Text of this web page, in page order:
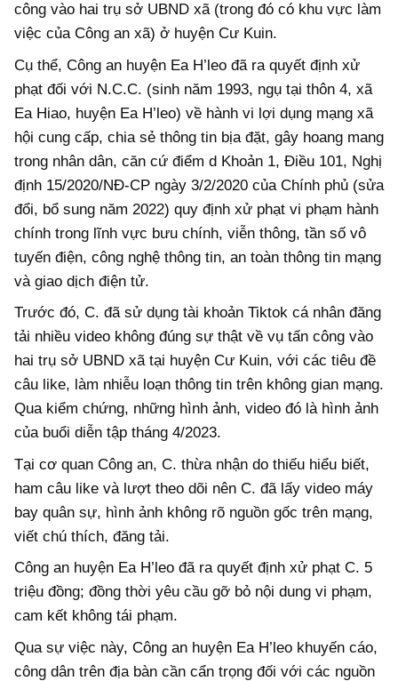
công vào hai trụ sở UBND xã (trong đó có khu vực làm
việc của Công an xã) ở huyện Cư Kuin.
Cụ thể, Công an huyện Ea H’leo đã ra quyết định xử
phạt đối với N.C.C. (sinh năm 1993, ngụ tại thôn 4, xã
Ea Hiao, huyện Ea H’leo) về hành vi lợi dụng mạng xã
hội cung cấp, chia sẻ thông tin bịa đặt, gây hoang mang
trong nhân dân, căn cứ điểm d Khoản 1, Điều 101, Nghị
định 15/2020/NĐ-CP ngày 3/2/2020 của Chính phủ (sửa
đổi, bổ sung năm 2022) quy định xử phạt vi phạm hành
chính trong lĩnh vực bưu chính, viễn thông, tần số vô
tuyến điện, công nghệ thông tin, an toàn thông tin mạng
và giao dịch điện tử.
Trước đó, C. đã sử dụng tài khoản Tiktok cá nhân đăng
tải nhiều video không đúng sự thật về vụ tấn công vào
hai trụ sở UBND xã tại huyện Cư Kuin, với các tiêu đề
câu like, làm nhiễu loạn thông tin trên không gian mạng.
Qua kiểm chứng, những hình ảnh, video đó là hình ảnh
của buổi diễn tập tháng 4/2023.
Tại cơ quan Công an, C. thừa nhận do thiếu hiểu biết,
ham câu like và lượt theo dõi nên C. đã lấy video máy
bay quân sự, hình ảnh không rõ nguồn gốc trên mạng,
viết chú thích, đăng tải.
Công an huyện Ea H’leo đã ra quyết định xử phạt C. 5
triệu đồng; đồng thời yêu cầu gỡ bỏ nội dung vi phạm,
cam kết không tái phạm.
Qua sự việc này, Công an huyện Ea H’leo khuyến cáo,
công dân trên địa bàn cần cẩn trọng đối với các nguồn